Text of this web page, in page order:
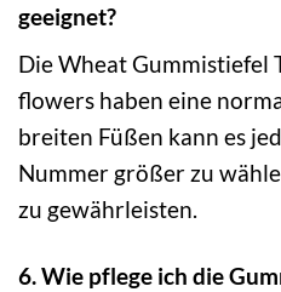
geeignet?
Die Wheat Gummistiefel
flowers haben eine
breiten Füßen kann es
Nummer größer zu
zu gewährleisten.
6. Wie pflege ich die